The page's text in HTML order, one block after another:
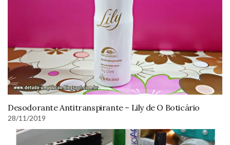
Desodorante Antitranspirante – Lily de O Boticário
28/11/2019